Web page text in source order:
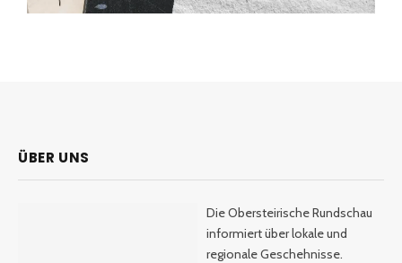
ÜBER UNS
Die Obersteirische Rundschau
informiert über lokale und
regionale Geschehnisse.